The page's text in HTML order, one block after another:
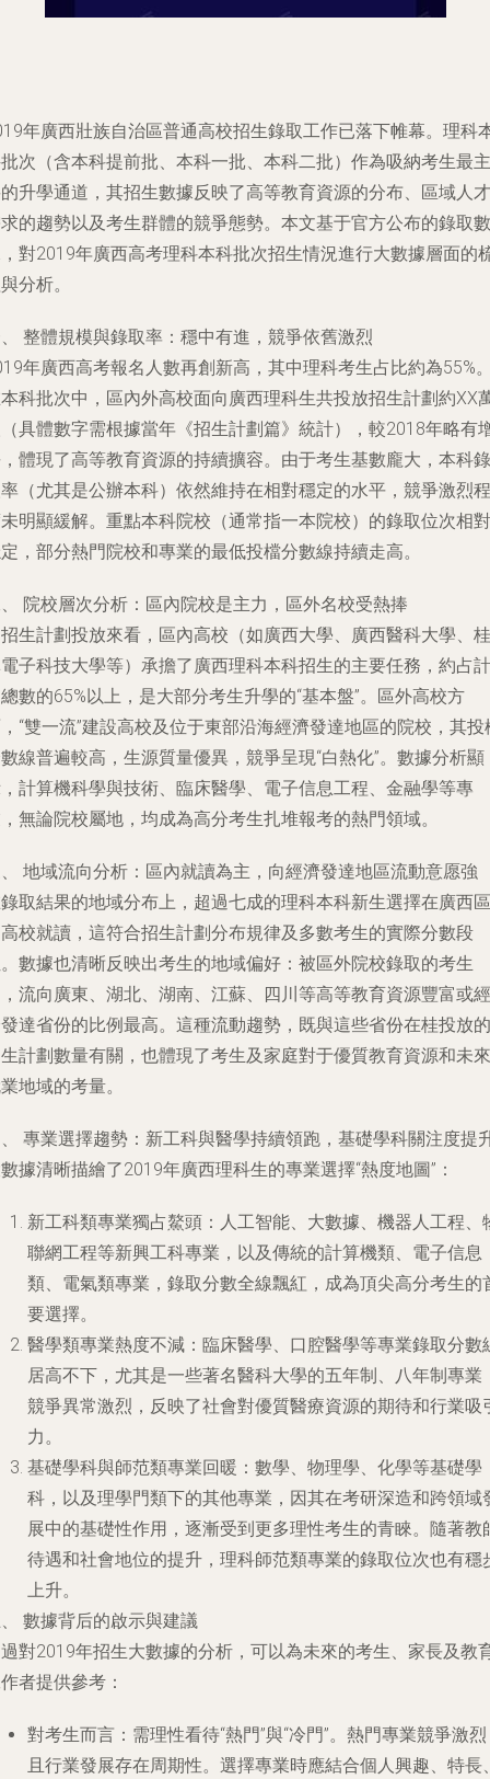
年廣西壯族自治區普通高校招生錄取工作已落下帷幕。理科
次（含本科提前批、本科一批、本科二批）作為吸納考生最主
升學通道，其招生數據反映了高等教育資源的分布、區域人才
的趨勢以及考生群體的競爭態勢。本文基于官方公布的錄取數
對2019年廣西高考理科本科批次招生情況進行大數據層面的
分析。
整體規模與錄取率：穩中有進，競爭依舊激烈
年廣西高考報名人數再創新高，其中理科考生占比約為55%
科批次中，區內外高校面向廣西理科生共投放招生計劃約XX
具體數字需根據當年《招生計劃篇》統計），較2018年略有
體現了高等教育資源的持續擴容。由于考生基數龐大，本科錄
（尤其是公辦本科）依然維持在相對穩定的水平，競爭激烈程
明顯緩解。重點本科院校（通常指一本院校）的錄取位次相對
，部分熱門院校和專業的最低投檔分數線持續走高。
院校層次分析：區內院校是主力，區外名校受熱捧
生計劃投放來看，區內高校（如廣西大學、廣西醫科大學、桂
子科技大學等）承擔了廣西理科本科招生的主要任務，約占計
數的65%以上，是大部分考生升學的“基本盤”。區外高校方
“雙一流”建設高校及位于東部沿海經濟發達地區的院校，其投
線普遍較高，生源質量優異，競爭呈現“白熱化”。數據分析顯
計算機科學與技術、臨床醫學、電子信息工程、金融學等專
無論院校屬地，均成為高分考生扎堆報考的熱門領域。
地域流向分析：區內就讀為主，向經濟發達地區流動意愿強
取結果的地域分布上，超過七成的理科本科新生選擇在廣西區
校就讀，這符合招生計劃分布規律及多數考生的實際分數段
數據也清晰反映出考生的地域偏好：被區外院校錄取的考生
流向廣東、湖北、湖南、江蘇、四川等高等教育資源豐富或經
達省份的比例最高。這種流動趨勢，既與這些省份在桂投放的
計劃數量有關，也體現了考生及家庭對于優質教育資源和未來
地域的考量。
專業選擇趨勢：新工科與醫學持續領跑，基礎學科關注度提
據清晰描繪了2019年廣西理科生的專業選擇“熱度地圖”：
新工科類專業獨占鰲頭 ：人工智能、大數據、機器人工程、
聯網工程等新興工科專業，以及傳統的計算機類、電子信息
類、電氣類專業，錄取分數全線飄紅，成為頂尖高分考生的
要選擇。
醫學類專業熱度不減 ：臨床醫學、口腔醫學等專業錄取分數
居高不下，尤其是一些著名醫科大學的五年制、八年制專業
競爭異常激烈，反映了社會對優質醫療資源的期待和行業吸
力。
基礎學科與師范類專業回暖 ：數學、物理學、化學等基礎學
科，以及理學門類下的其他專業，因其在考研深造和跨領域
展中的基礎性作用，逐漸受到更多理性考生的青睞。隨著教
待遇和社會地位的提升，理科師范類專業的錄取位次也有穩
上升。
數據背后的啟示與建議
對2019年招生大數據的分析，可以為未來的考生、家長及教
者提供參考：
對考生而言 ：需理性看待“熱門”與“冷門”。熱門專業競爭激
且行業發展存在周期性。選擇專業時應結合個人興趣、特長